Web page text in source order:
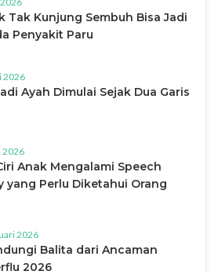
Tak Kunjung Sembuh Bisa Jadi
Penyakit Paru
2026
Ayah Dimulai Sejak Dua Garis
2026
Anak Mengalami Speech
yang Perlu Diketahui Orang
2026
Balita dari Ancaman
2026